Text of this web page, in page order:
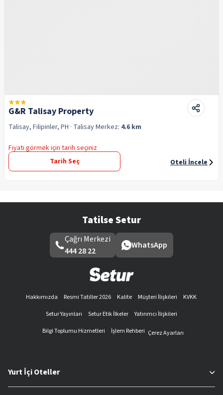
G&R Talisay Property
Talisay, Filipinler, PH · TalisayMerkez: 4.6 km
Fiyatı görmek için tarih seçiniz
Tarih Seç
Oteli İncele
Tatilse Setur
Çağrı Merkezi
444 28 22
WhatsApp
Hakkımızda Resmi Tatiller 2026 Kalite Müşteri İlişkileri
KVKK
Setur Yayınları
Setur Etik İlkeler
Yatırımcı İlişkileri
Bilgi Toplumu Hizmetleri
İşlem Rehberi Çerez Ayarları
Yurt İçi Oteller